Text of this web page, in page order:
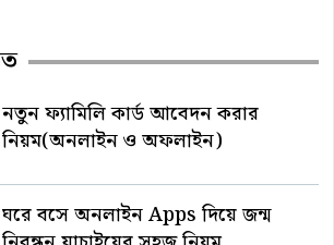
নতুন ফ্যামিলি কার্ড আবেদন করার
নিয়ম(অনলাইন ও অফলাইন)
ঘরে বসে অনলাইন Apps দিয়ে জন্ম